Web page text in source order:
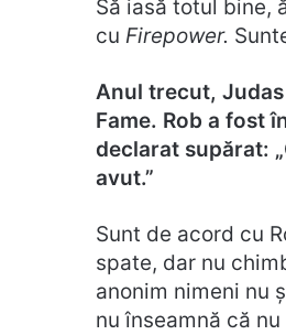
Să iasă totul bine,
cu Firepower.
Anul trecut,
Fame. Rob a fost
declarat supărat:
avut.”
Sunt de acord cu
spate, dar nu
anonim nimeni nu
nu înseamnă că